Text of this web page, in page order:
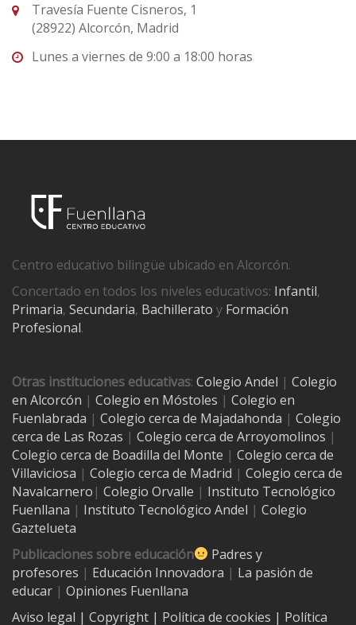
Travesía Fuente Cisneros, 1
(28922) Alcorcón, Madrid
Lunes a viernes de 9:00 a 18:00 horas
Centro educativo bilingüe ubicado en Alcorcón.
Concertado en todos los niveles educativos: Infantil,
Primaria, Secundaria, Bachillerato y Formación
Profesional.
Otras instituciones educativas: Colegio Andel | Colegio
en Alcorcón | Colegio en Móstoles | Colegio en
Fuenlabrada | Colegio cerca de Majadahonda | Colegio
cerca de Las Rozas | Colegio cerca de Arroyomolinos |
Colegio cerca de Boadilla del Monte | Colegio cerca de
Villaviciosa | Colegio cerca de Madrid | Colegio cerca de
Navalcarnero | Colegio Orvalle | Instituto Tecnológico
Fuenllana | Instituto Tecnológico Andel | Colegio
Gaztelueta
Publicaciones sobre educación
Padres y
profesores | Educación Innovadora | La pasión de
educar | Opiniones Fuenllana
Aviso legal | Copyright | Política de cookies | Política